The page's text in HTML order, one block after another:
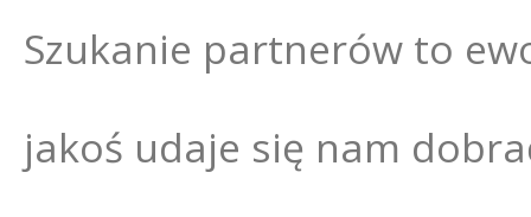
Szukanie partnerów to
jakoś udaje się nam